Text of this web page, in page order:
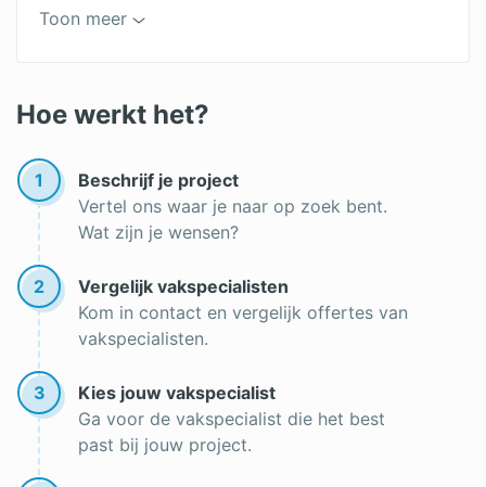
Badkamer schilderen
Buitenmuur schilderen
Schildersbedrijf
Toon meer
Hoe werkt het?
1
Beschrijf je project
Vertel ons waar je naar op zoek bent.
Wat zijn je wensen?
2
Vergelijk vakspecialisten
Kom in contact en vergelijk offertes van
vakspecialisten.
3
Kies jouw vakspecialist
Ga voor de vakspecialist die het best
past bij jouw project.